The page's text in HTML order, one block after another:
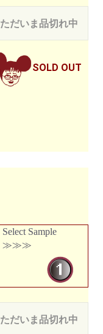
ただいま品切れ中
SOLD OUT
Select Sample
≫≫≫
ただいま品切れ中